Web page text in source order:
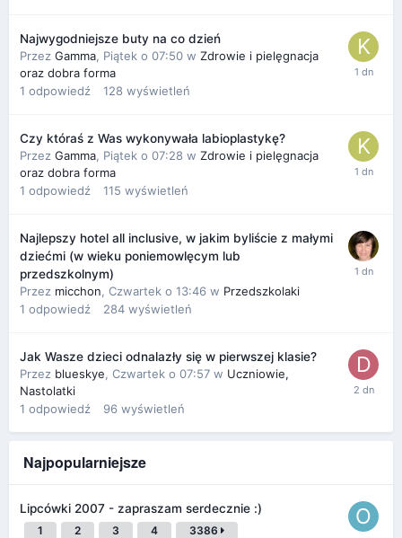
Najwygodniejsze buty na co dzień
Przez Gamma, Piątek o 07:50 w Zdrowie i pielęgnacja
oraz dobra forma
1 odpowiedź 128 wyświetleń
Czy któraś z Was wykonywała labioplastykę?
Przez Gamma, Piątek o 07:28 w Zdrowie i pielęgnacja
oraz dobra forma
1 odpowiedź 115 wyświetleń
Najlepszy hotel all inclusive, w jakim byliście z małymi
dziećmi (w wieku poniemowlęcym lub
przedszkolnym)
Przez micchon, Czwartek o 13:46 w Przedszkolaki
1 odpowiedź 284 wyświetleń
Jak Wasze dzieci odnalazły się w pierwszej klasie?
Przez blueskye, Czwartek o 07:57 w Uczniowie,
Nastolatki
1 odpowiedź 96 wyświetleń
Najpopularniejsze
Lipcówki 2007 - zapraszam serdecznie :)
1 2 3 4 3386